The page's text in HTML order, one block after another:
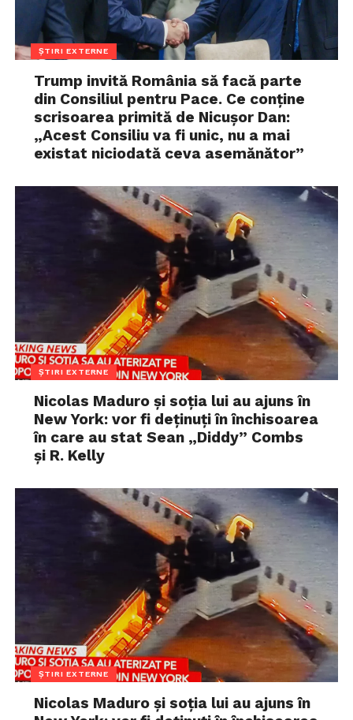
ȘTIRI EXTERNE
Trump invită România să facă parte
din Consiliul pentru Pace. Ce conține
scrisoarea primită de Nicușor Dan:
„Acest Consiliu va fi unic, nu a mai
existat niciodată ceva asemănător”
ȘTIRI EXTERNE
Nicolas Maduro și soția lui au ajuns în
New York: vor fi deținuți în închisoarea
în care au stat Sean „Diddy” Combs
și R. Kelly
ȘTIRI EXTERNE
Nicolas Maduro și soția lui au ajuns în